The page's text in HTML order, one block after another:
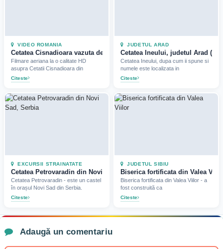
VIDEO ROMANIA
Cetatea Cisnadioara vazuta de la inaltime (Video) (2018)
Filmare aeriana la o calitate HD
asupra Cetatii Cisnadioara din
Citeste
JUDETUL ARAD
Cetatea Ineului, judetul Arad
Cetatea Ineului, dupa cum ii spune si
numele este localizata in
Citeste
EXCURSII STRAINATATE
Cetatea Petrovaradin din Novi Sad, Serbia (2023)
Cetatea Petrovaradin - este un castel
în orașul Novi Sad din Serbia.
Citeste
JUDETUL SIBIU
Biserica fortificata din Valea
Biserica fortificata din Valea Viilor - a
fost construită ca
Citeste
Adaugă un comentariu